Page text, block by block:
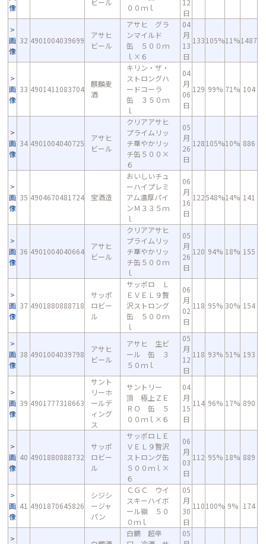
像
ビール
００ｍｌ
12
日
画
像
32 4901004039699
アサヒ
ビール
アサヒ グラ
ンマイルド
缶 ５００ｍ
ｌ×６
04
月
13
日
133105%11%1487
画
像
33 4901411083704
麒麟麦
酒
キリン・ザ・
ストロングハ
ードコーラ
缶 ３５０ｍ
ｌ
04
月
06
日
129 99% 71% 104
画
像
34 4901004040725
アサヒ
ビール
クリアアサヒ
プライムリッ
チ華やかリッ
チ缶５００×
６
05
月
26
日
128105%10% 886
画
像
35 4904670481724 宝酒造
おいしいチュ
ーハイプレミ
アム濃厚パイ
ンＭ３３５ｍ
ｌ
06
月
16
日
122548%14% 141
画
像
36 4901004040664
アサヒ
ビール
クリアアサヒ
プライムリッ
チ華やかリッ
チ缶５００ｍ
ｌ
05
月
26
日
120 94% 18% 155
画
像
37 4901880888718
サッポ
ロビー
ル
サッポロ Ｌ
ＥＶＥＬ９贅
沢ストロング
缶 ５００ｍ
ｌ
06
月
02
日
118 95% 30% 154
画
像
38 4901004039798
アサヒ
ビール
アサヒ 生ビ
ール 缶 ３
５０ｍｌ
05
月
12
日
118 93% 51% 193
画
像
39 4901777318663
サント
リーホ
ールデ
ィング
ス
サントリー
頂 極上ＺＥ
ＲＯ 缶 ５
００ｍｌ×６
04
月
15
日
114 96% 17% 890
画
像
40 4901880888732
サッポ
ロビー
ル
サッポロＬＥ
ＶＥＬ９贅沢
ストロング缶
５００ｍｌ×
６
06
月
03
日
112 95% 18% 889
画
像
41 4901870645826
シジシ
ージャ
パン
ＣＧＣ ウイ
スキーハイボ
ール嶺 ５０
０ｍｌ
05
月
30
日
110100% 9% 174
白鶴 超辛
05